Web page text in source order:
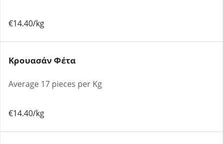
€14.40/kg
Κρουασάν Φέτα
Average 17 pieces per Kg
€14.40/kg